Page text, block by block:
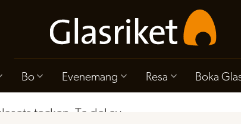
Bo Evenemang Resa Boka
2026
tecken. Ta del av